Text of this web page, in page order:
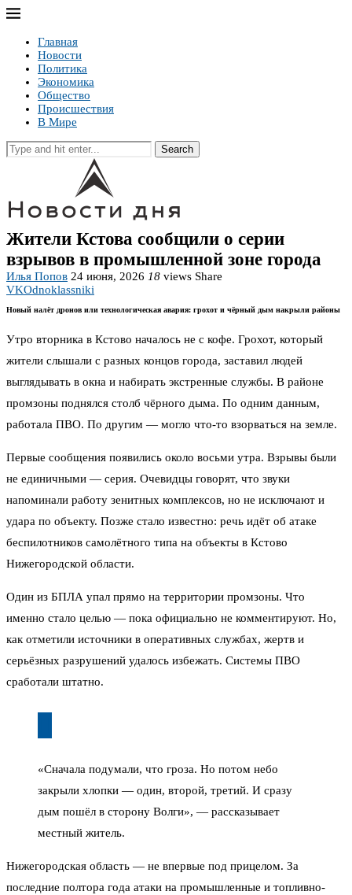
Главная
Новости
Политика
Экономика
Общество
Происшествия
В Мире
Search
Жители Кстова сообщили о серии
взрывов в промышленной зоне города
Илья Попов 24 июня, 2026 18 views Share
VKOdnoklassniki
Новый налёт дронов или технологическая авария: грохот и чёрный дым накрыли районы
Утро вторника в Кстово началось не с кофе. Грохот, который
жители слышали с разных концов города, заставил людей
выглядывать в окна и набирать экстренные службы. В районе
промзоны поднялся столб чёрного дыма. По одним данным,
работала ПВО. По другим — могло что-то взорваться на земле.
Первые сообщения появились около восьми утра. Взрывы были
не единичными — серия. Очевидцы говорят, что звуки
напоминали работу зенитных комплексов, но не исключают и
удара по объекту. Позже стало известно: речь идёт об атаке
беспилотников самолётного типа на объекты в Кстово
Нижегородской области.
Один из БПЛА упал прямо на территории промзоны. Что
именно стало целью — пока официально не комментируют. Но,
как отметили источники в оперативных службах, жертв и
серьёзных разрушений удалось избежать. Системы ПВО
сработали штатно.
«Сначала подумали, что гроза. Но потом небо
закрыли хлопки — один, второй, третий. И сразу
дым пошёл в сторону Волги», — рассказывает
местный житель.
Нижегородская область — не впервые под прицелом. За
последние полтора года атаки на промышленные и топливно-